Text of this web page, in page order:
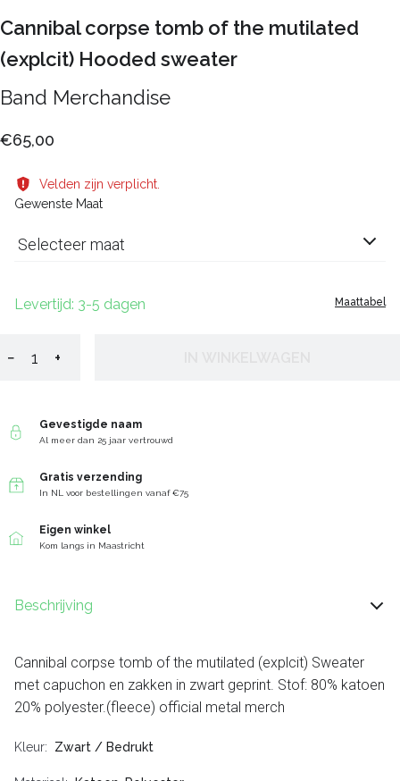
Cannibal corpse tomb of the mutilated
(explcit) Hooded sweater
Band Merchandise
€65,00
Velden zijn verplicht.
Gewenste Maat
Selecteer maat
Maattabel
Levertijd: 3-5 dagen
− +
Gevestigde naam
Al meer dan 25 jaar vertrouwd
Gratis verzending
In NL voor bestellingen vanaf €75
Eigen winkel
Kom langs in Maastricht
Beschrijving
Cannibal corpse tomb of the mutilated (explcit) Sweater
met capuchon en zakken in zwart geprint. Stof: 80% katoen
20% polyester.(fleece) official metal merch
Kleur Zwart / Bedrukt